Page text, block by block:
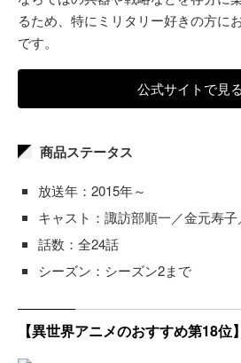
るため、特にミリタリー好きの方に
です。
公式サイトで見る
商品ステータス
放送年：2015年～
キャスト：諏訪部順一／金元寿
話数：全24話
シーズン：シーズン2まで
【異世界アニメのおすすめ第18位